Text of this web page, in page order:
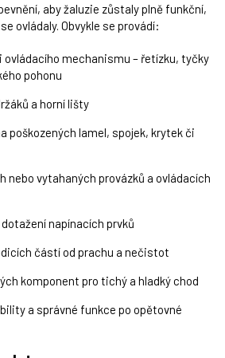
aby žaluzie zůstaly plně funkční,
ovládaly. Obvykle se provádí:
mechanismu – řetízku, tyčky
pohonu
a horní lišty
poškozených lamel, spojek, krytek či
nebo vytahaných provázků a ovládacích
napínacích prvků
částí od prachu a nečistot
komponent pro tichý a hladký chod
a správné funkce po opětovné